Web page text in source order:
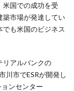
米国での成功を受
築市場が発達してい
も米国のビジネス
リアルバンクの
川市でESRが開発し
ンセンター